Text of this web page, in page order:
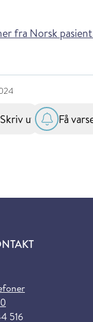
fra Norsk
Skriv ut Få
516